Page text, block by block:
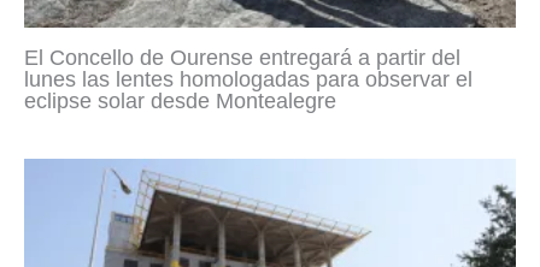
El Concello de Ourense entregará a partir del
lunes las lentes homologadas para observar el
eclipse solar desde Montealegre